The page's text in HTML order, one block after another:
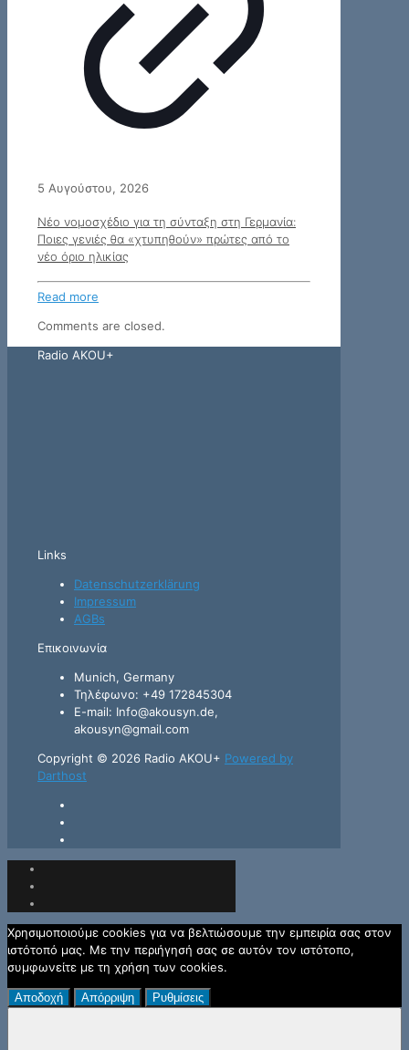
5 Αυγούστου, 2026
Νέο νομοσχέδιο για τη σύνταξη στη Γερμανία:
Ποιες γενιές θα «χτυπηθούν» πρώτες από το
νέο όριο ηλικίας
Read more
Comments are closed.
Radio AKOU+
Links
Datenschutzerklärung
Impressum
AGBs
Επικοινωνία
Munich, Germany
Τηλέφωνο: +49 172845304
E-mail: Info@akousyn.de,
akousyn@gmail.com
Copyright © 2026 Radio AKOU+ Powered by
Darthost
Χρησιμοποιούμε cookies για να βελτιώσουμε την εμπειρία σας στον
ιστότοπό μας. Με την περιήγησή σας σε αυτόν τον ιστότοπο,
συμφωνείτε με τη χρήση των cookies.
Αποδοχή Απόρριψη Ρυθμίσεις